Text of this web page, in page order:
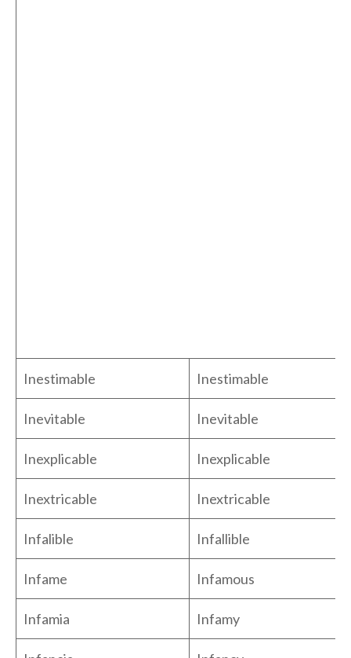
Inestimable Inestimable
Inevitable Inevitable
Inexplicable Inexplicable
Inextricable Inextricable
Infalible Infallible
Infame Infamous
Infamia Infamy